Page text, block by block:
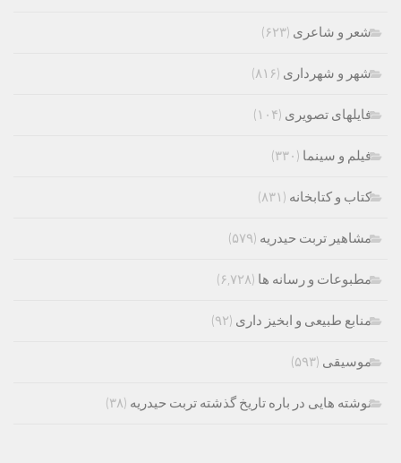
شعر و شاعری (۶۲۳)
شهر و شهرداری (۸۱۶)
فایلهای تصویری (۱۰۴)
فیلم و سینما (۳۳۰)
کتاب و کتابخانه (۸۳۱)
مشاهیر تربت حیدریه (۵۷۹)
مطبوعات و رسانه ها (۶,۷۲۸)
منابع طبیعی و ابخیز داری (۹۲)
موسیقی (۵۹۳)
نوشته هایی در باره تاریخ گذشته تربت حیدریه (۳۸)